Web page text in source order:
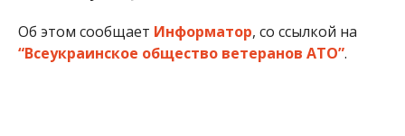
Об этом сообщает Информатор, со ссылкой на
“Всеукраинское общество ветеранов АТО”.